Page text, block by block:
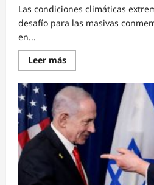
Las condiciones climáticas
desafío para las masivas
en...
Leer másRead
more
Ola
calor
extremo
pone
en
jaque
festejos
por
el
250
aniversario